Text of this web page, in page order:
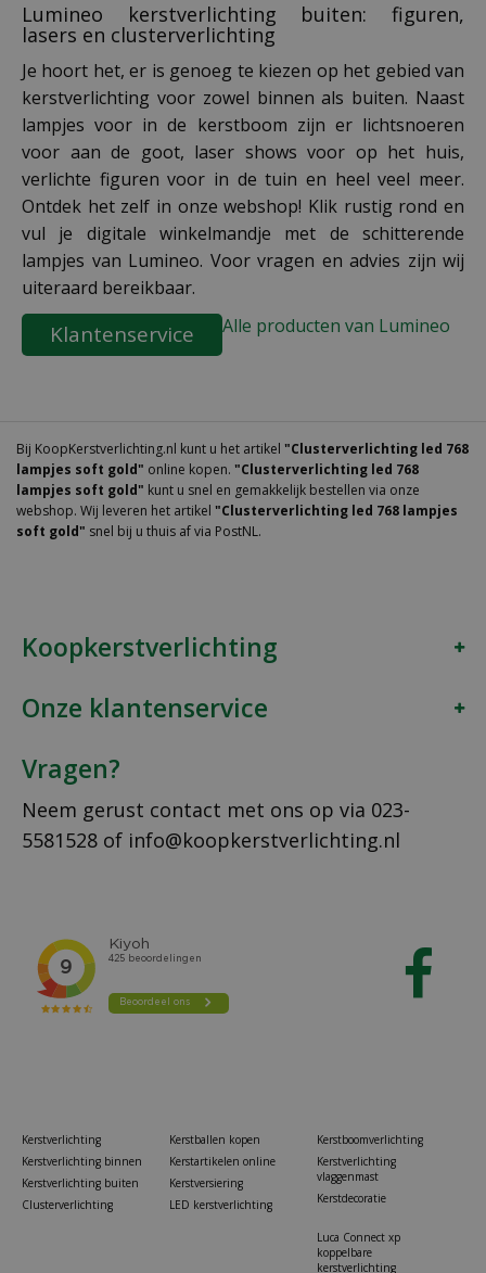
Lumineo kerstverlichting buiten: figuren,
lasers en clusterverlichting
Je hoort het, er is genoeg te kiezen op het gebied van
kerstverlichting voor zowel binnen als buiten. Naast
lampjes voor in de kerstboom zijn er lichtsnoeren
voor aan de goot, laser shows voor op het huis,
verlichte figuren voor in de tuin en heel veel meer.
Ontdek het zelf in onze webshop! Klik rustig rond en
vul je digitale winkelmandje met de schitterende
lampjes van Lumineo. Voor vragen en advies zijn wij
uiteraard bereikbaar.
Klantenservice Alle producten van Lumineo
Bij KoopKerstverlichting.nl kunt u het artikel "Clusterverlichting led 768
lampjes soft gold" online kopen. "Clusterverlichting led 768
lampjes soft gold" kunt u snel en gemakkelijk bestellen via onze
webshop. Wij leveren het artikel "Clusterverlichting led 768 lampjes
soft gold" snel bij u thuis af via PostNL.
Koopkerstverlichting
Onze klantenservice
Vragen?
Neem gerust contact met ons op via 023-
5581528 of info@koopkerstverlichting.nl
Kerstverlichting
Kerstverlichting binnen
Kerstverlichting buiten
Clusterverlichting
Kerstballen kopen
Kerstartikelen online
Kerstversiering
LED kerstverlichting
Kerstboomverlichting
Kerstverlichting
vlaggenmast
Kerstdecoratie
Luca Connect xp
koppelbare
kerstverlichting